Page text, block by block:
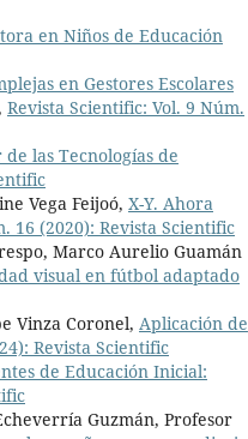
en Niños de Educación
en Gestores Escolares
Revista Scientific: Vol. 9 Núm.
las Tecnologías de
Vega Feijoó, X-Y. Ahora
16 (2020): Revista Scientific
Marco Aurelio Guamán
visual en fútbol adaptado
Vinza Coronel, Aplicación de
Revista Scientific
de Educación Inicial:
Guzmán, Profesor